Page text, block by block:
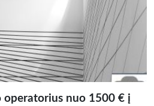
operatorius nuo 1500 € į